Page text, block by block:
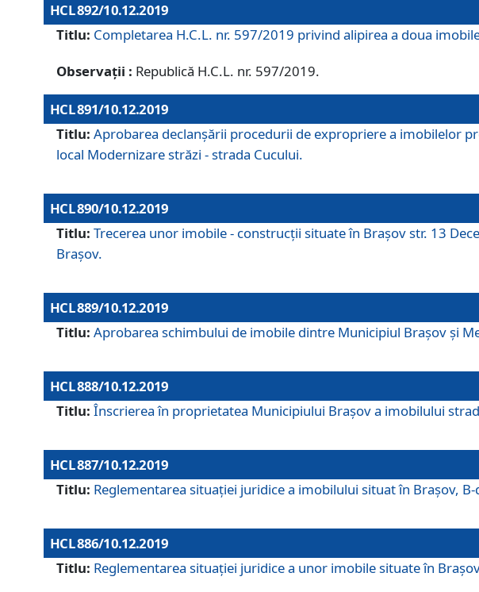
HCL 892/10.12.2019
Titlu: Completarea H.C.L. nr. 597/2019 privind alipirea a doua
Observații : Republică H.C.L. nr. 597/2019.
HCL 891/10.12.2019
Titlu: Aprobarea declanșării procedurii de expropriere a imobilelor
local Modernizare străzi - strada Cucului.
HCL 890/10.12.2019
Titlu: Trecerea unor imobile - construcții situate în Brașov str. 13
Brașov.
HCL 889/10.12.2019
Titlu: Aprobarea schimbului de imobile dintre Municipiul Brașov și
HCL 888/10.12.2019
Titlu: Înscrierea în proprietatea Municipiului Braşov a imobilului
HCL 887/10.12.2019
Titlu: Reglementarea situației juridice a imobilului situat în Brașov, B-
HCL 886/10.12.2019
Titlu: Reglementarea situaţiei juridice a unor imobile situate în